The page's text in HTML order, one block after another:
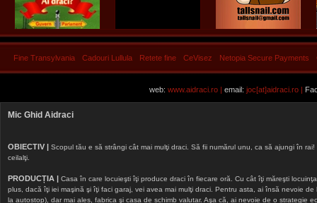
Fine Transylvania Cadouri Lullula Retete fine CeVisez Netopia Secure Payments
web: www.aidraci.ro | email: joc[at]aidraci.ro |
Mic Ghid Aidraci
OBIECTIV | Scopul tău e să strângi cât mai mulţi draci. Să fii numărul unu, ca să ajungi în
ceilalţi.
PRODUCȚIA | Casa în care locuieşti îţi produce draci în fiecare oră. Cu cât îţi măreşti
plus, dacă îţi iei maşină şi îţi faci garaj, vei avea mai mulţi draci. Pentru asta, ai însă nevoie
la autostop), dar mai ales, fabrica şi casa de schimb valutar. Aşa că, ai nevoie de o strategie